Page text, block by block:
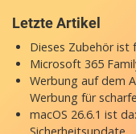
Letzte Artikel
Dieses Zubehör ist
Microsoft 365
Werbung auf dem
Werbung für
macOS 26.6.1 ist